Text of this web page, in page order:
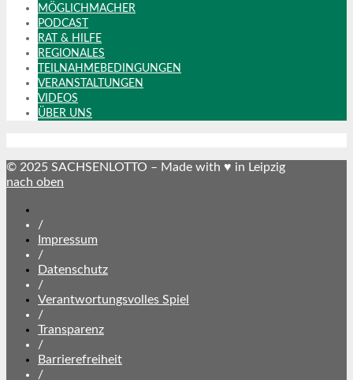
MÖGLICHMACHER
PODCAST
RAT & HILFE
REGIONALES
TEILNAHMEBEDINGUNGEN
VERANSTALTUNGEN
VIDEOS
ÜBER UNS
© 2025 SACHSENLOTTO – Made with ♥ in Leipzig
nach oben
abonnieren
/
Impressum
/
Datenschutz
/
Verantwortungsvolles Spiel
/
Transparenz
/
Barrierefreiheit
/